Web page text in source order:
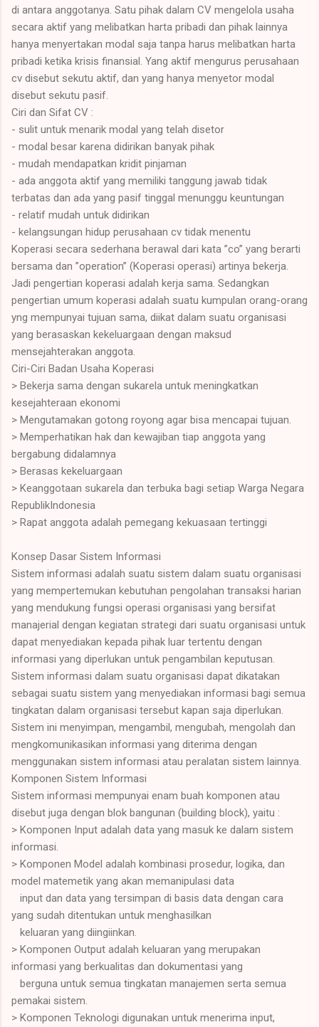
di antara anggotanya. Satu pihak dalam CV mengelola usaha
secara aktif yang melibatkan harta pribadi dan pihak lainnya
hanya menyertakan modal saja tanpa harus melibatkan harta
pribadi ketika krisis finansial. Yang aktif mengurus perusahaan
cv disebut sekutu aktif, dan yang hanya menyetor modal
disebut sekutu pasif.
Ciri dan Sifat CV :
- sulit untuk menarik modal yang telah disetor
- modal besar karena didirikan banyak pihak
- mudah mendapatkan kridit pinjaman
- ada anggota aktif yang memiliki tanggung jawab tidak
terbatas dan ada yang pasif tinggal menunggu keuntungan
- relatif mudah untuk didirikan
- kelangsungan hidup perusahaan cv tidak menentu
Koperasi secara sederhana berawal dari kata ”co” yang berarti
bersama dan ”operation” (Koperasi operasi) artinya bekerja.
Jadi pengertian koperasi adalah kerja sama. Sedangkan
pengertian umum koperasi adalah suatu kumpulan orang-orang
yng mempunyai tujuan sama, diikat dalam suatu organisasi
yang berasaskan kekeluargaan dengan maksud
mensejahterakan anggota.
Ciri-Ciri Badan Usaha Koperasi
> Bekerja sama dengan sukarela untuk meningkatkan
kesejahteraan ekonomi
> Mengutamakan gotong royong agar bisa mencapai tujuan.
> Memperhatikan hak dan kewajiban tiap anggota yang
bergabung didalamnya
> Berasas kekeluargaan
> Keanggotaan sukarela dan terbuka bagi setiap Warga Negara
RepublikIndonesia
> Rapat anggota adalah pemegang kekuasaan tertinggi
Konsep Dasar Sistem Informasi
Sistem informasi adalah suatu sistem dalam suatu organisasi
yang mempertemukan kebutuhan pengolahan transaksi harian
yang mendukung fungsi operasi organisasi yang bersifat
manajerial dengan kegiatan strategi dari suatu organisasi untuk
dapat menyediakan kepada pihak luar tertentu dengan
informasi yang diperlukan untuk pengambilan keputusan.
Sistem informasi dalam suatu organisasi dapat dikatakan
sebagai suatu sistem yang menyediakan informasi bagi semua
tingkatan dalam organisasi tersebut kapan saja diperlukan.
Sistem ini menyimpan, mengambil, mengubah, mengolah dan
mengkomunikasikan informasi yang diterima dengan
menggunakan sistem informasi atau peralatan sistem lainnya.
Komponen Sistem Informasi
Sistem informasi mempunyai enam buah komponen atau
disebut juga dengan blok bangunan (building block), yaitu :
> Komponen Input adalah data yang masuk ke dalam sistem
informasi.
> Komponen Model adalah kombinasi prosedur, logika, dan
model matemetik yang akan memanipulasi data
input dan data yang tersimpan di basis data dengan cara
yang sudah ditentukan untuk menghasilkan
keluaran yang diingiinkan.
> Komponen Output adalah keluaran yang merupakan
informasi yang berkualitas dan dokumentasi yang
berguna untuk semua tingkatan manajemen serta semua
pemakai sistem.
> Komponen Teknologi digunakan untuk menerima input,